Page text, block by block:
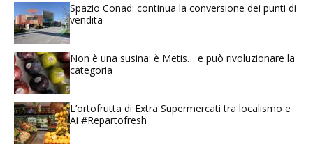
Spazio Conad: continua la conversione dei punti di
vendita
Non è una susina: è Metis… e può rivoluzionare la
categoria
L’ortofrutta di Extra Supermercati tra localismo e
Ai #Repartofresh